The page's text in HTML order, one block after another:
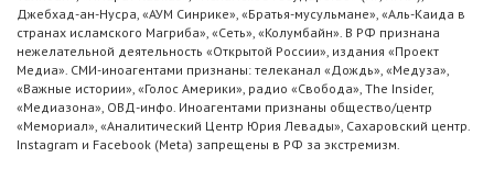
Джебхад-ан-Нусра, «АУМ Синрике», «Братья-мусульмане», «Аль-Каида в
странах исламского Магриба», «Сеть», «Колумбайн». В РФ признана
нежелательной деятельность «Открытой России», издания «Проект
Медиа». СМИ-иноагентами признаны: телеканал «Дождь», «Медуза»,
«Важные истории», «Голос Америки», радио «Свобода», The Insider,
«Медиазона», ОВД-инфо. Иноагентами признаны общество/центр
«Мемориал», «Аналитический Центр Юрия Левады», Сахаровский центр.
Instagram и Facebook (Metа) запрещены в РФ за экстремизм.